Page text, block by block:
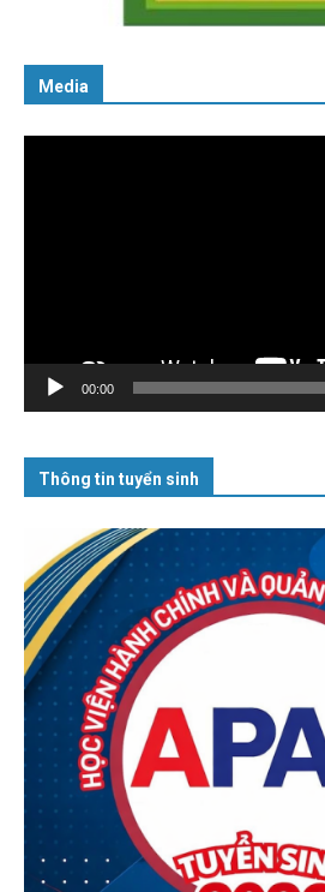
Media
00:00
Thông tin tuyển sinh